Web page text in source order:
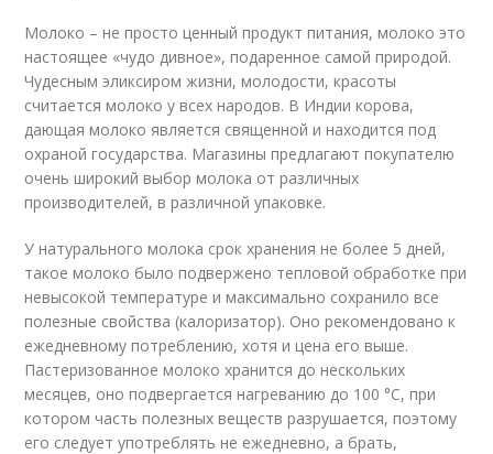
Молоко – не просто ценный продукт питания, молоко это
настоящее «чудо дивное», подаренное самой природой.
Чудесным эликсиром жизни, молодости, красоты
считается молоко у всех народов. В Индии корова,
дающая молоко является священной и находится под
охраной государства. Магазины предлагают покупателю
очень широкий выбор молока от различных
производителей, в различной упаковке.
У натурального молока срок хранения не более 5 дней,
такое молоко было подвержено тепловой обработке при
невысокой температуре и максимально сохранило все
полезные свойства (калоризатор). Оно рекомендовано к
ежедневному потреблению, хотя и цена его выше.
Пастеризованное молоко хранится до нескольких
месяцев, оно подвергается нагреванию до 100 °С, при
котором часть полезных веществ разрушается, поэтому
его следует употреблять не ежедневно, а брать,